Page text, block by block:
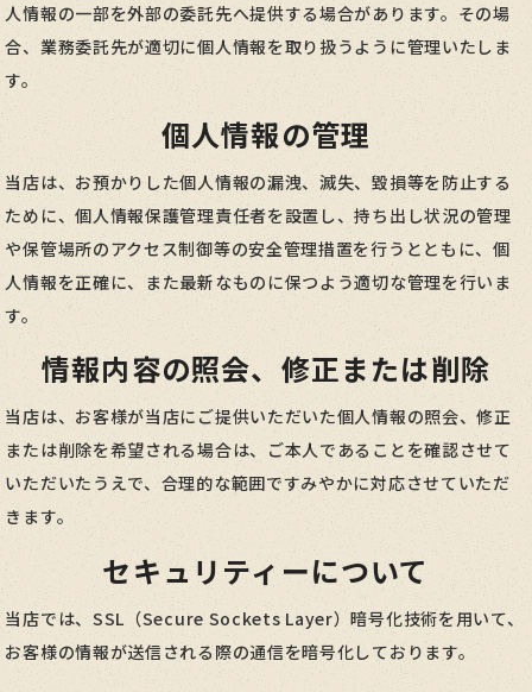
人情報の一部を外部の委託先へ提供する場合があります。その場
合、業務委託先が適切に個人情報を取り扱うように管理いたしま
す。
個人情報の管理
当店は、お預かりした個人情報の漏洩、滅失、毀損等を防止する
ために、個人情報保護管理責任者を設置し、持ち出し状況の管理
や保管場所のアクセス制御等の安全管理措置を行うとともに、個
人情報を正確に、また最新なものに保つよう適切な管理を行いま
す。
情報内容の照会、修正または削除
当店は、お客様が当店にご提供いただいた個人情報の照会、修正
または削除を希望される場合は、ご本人であることを確認させて
いただいたうえで、合理的な範囲ですみやかに対応させていただ
きます。
セキュリティーについて
当店では、SSL（Secure Sockets Layer）暗号化技術を用いて、
お客様の情報が送信される際の通信を暗号化しております。